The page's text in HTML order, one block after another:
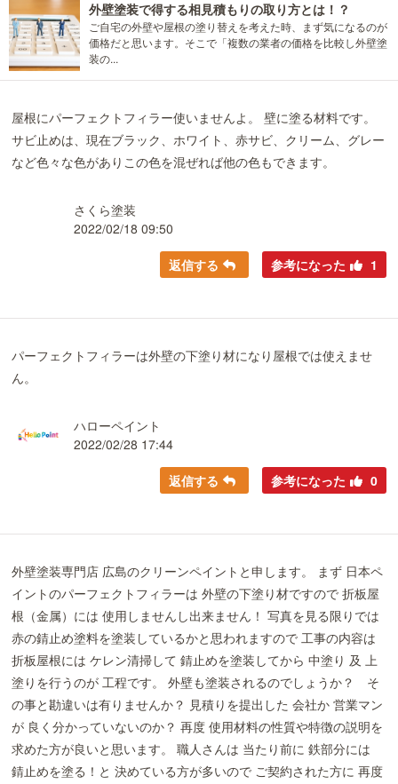
外壁塗装で得する相見積もりの取り方とは！？
ご自宅の外壁や屋根の塗り替えを考えた時、まず気になるのが
価格だと思います。そこで「複数の業者の価格を比較し外壁塗
装の...
屋根にパーフェクトフィラー使いませんよ。 壁に塗る材料です。
サビ止めは、現在ブラック、ホワイト、赤サビ、クリーム、グレー
など色々な色がありこの色を混ぜれば他の色もできます。
さくら塗装
2022/02/18 09:50
返信する 参考になった 1
パーフェクトフィラーは外壁の下塗り材になり屋根では使えませ
ん。
ハローペイント
2022/02/28 17:44
返信する 参考になった 0
外壁塗装専門店 広島のクリーンペイントと申します。 まず 日本ペ
イントのパーフェクトフィラーは 外壁の下塗り材ですので 折板屋
根（金属）には 使用しませんし出来ません！ 写真を見る限りでは
赤の錆止め塗料を塗装しているかと思われますので 工事の内容は
折板屋根には ケレン清掃して 錆止めを塗装してから 中塗り 及 上
塗りを行うのが 工程です。 外壁も塗装されるのでしょうか？ そ
の事と勘違いは有りませんか？ 見積りを提出した 会社か 営業マン
が 良く分かっていないのか？ 再度 使用材料の性質や特徴の説明を
求めた方が良いと思います。 職人さんは 当たり前に 鉄部分には
錆止めを塗る！と 決めている方が多いので ご契約された方に 再度